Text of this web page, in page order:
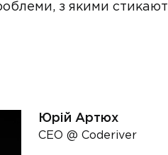
з якими
Юрій Артюх
CEO @ Coderiver